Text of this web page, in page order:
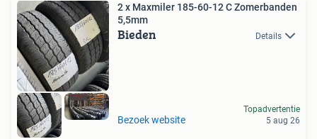
2 x Maxmiler 185-60-12 C Zomerbanden
5,5mm
Bieden Details
Bezoek website
Topadvertentie
5 aug 26